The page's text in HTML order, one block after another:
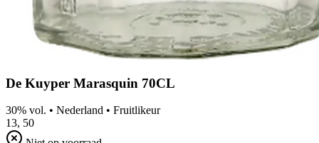
De Kuyper Marasquin 70CL
30% vol. • Nederland • Fruitlikeur
13, 50